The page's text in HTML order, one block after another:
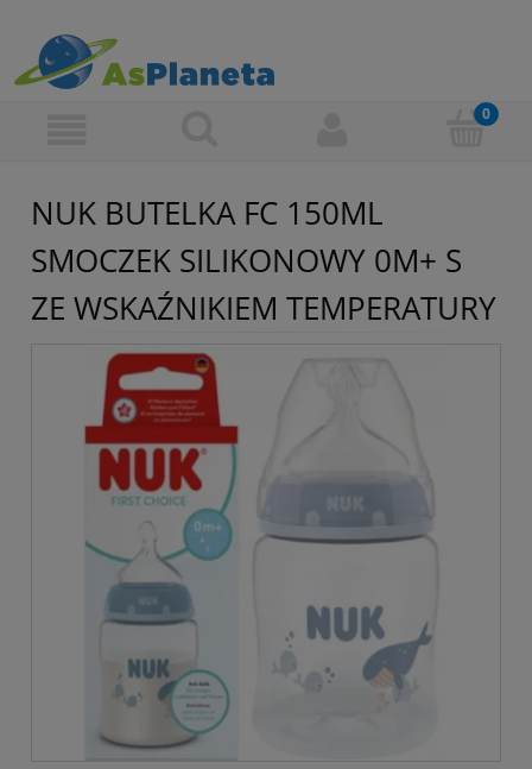
NUK BUTELKA FC 150ML
SMOCZEK SILIKONOWY 0M+ S
ZE WSKAŹNIKIEM TEMPERATURY